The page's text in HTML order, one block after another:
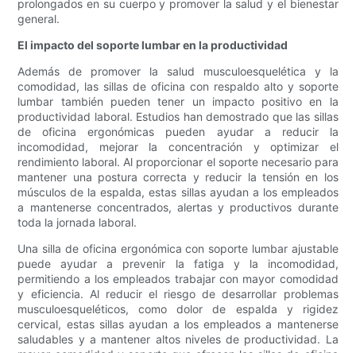
prolongados en su cuerpo y promover la salud y el bienestar
general.
El impacto del soporte lumbar en la productividad
Además de promover la salud musculoesquelética y la
comodidad, las sillas de oficina con respaldo alto y soporte
lumbar también pueden tener un impacto positivo en la
productividad laboral. Estudios han demostrado que las sillas
de oficina ergonómicas pueden ayudar a reducir la
incomodidad, mejorar la concentración y optimizar el
rendimiento laboral. Al proporcionar el soporte necesario para
mantener una postura correcta y reducir la tensión en los
músculos de la espalda, estas sillas ayudan a los empleados
a mantenerse concentrados, alertas y productivos durante
toda la jornada laboral.
Una silla de oficina ergonómica con soporte lumbar ajustable
puede ayudar a prevenir la fatiga y la incomodidad,
permitiendo a los empleados trabajar con mayor comodidad
y eficiencia. Al reducir el riesgo de desarrollar problemas
musculoesqueléticos, como dolor de espalda y rigidez
cervical, estas sillas ayudan a los empleados a mantenerse
saludables y a mantener altos niveles de productividad. La